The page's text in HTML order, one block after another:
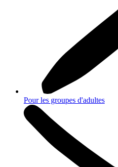
Pour les groupes d'adultes